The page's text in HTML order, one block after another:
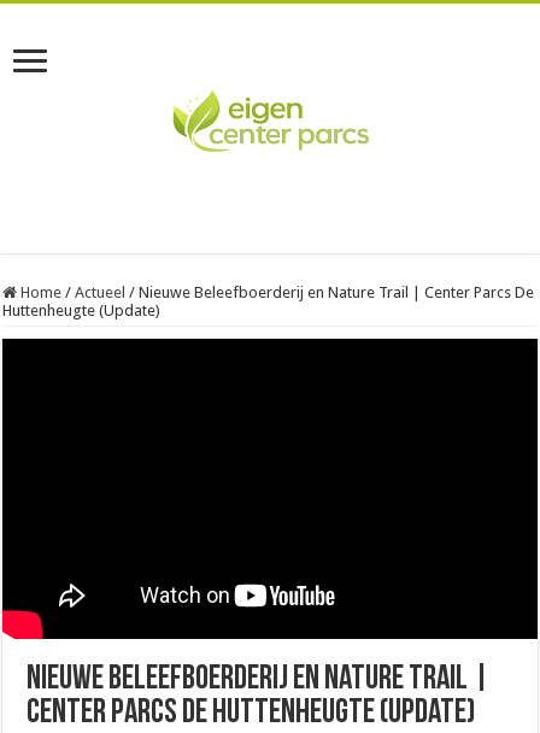
Home / Actueel / Nieuwe Beleefboerderij en Nature Trail | Center Parcs De
Huttenheugte (Update)
Nieuwe Beleefboerderij en Nature Trail |
Center Parcs De Huttenheugte (Update)